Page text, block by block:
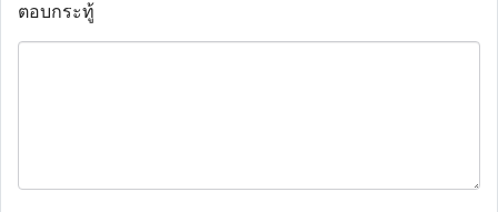
ตอบกระทู้